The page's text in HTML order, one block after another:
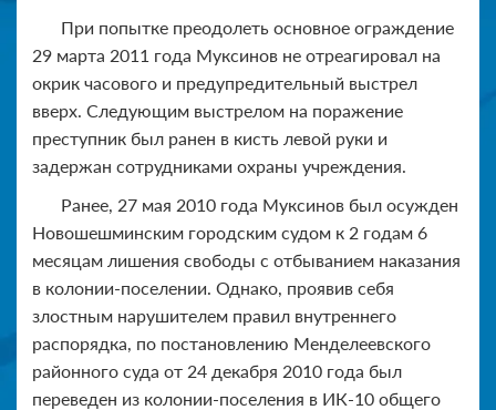
При попытке преодолеть основное ограждение
29 марта 2011 года Муксинов не отреагировал на
окрик часового и предупредительный выстрел
вверх. Следующим выстрелом на поражение
преступник был ранен в кисть левой руки и
задержан сотрудниками охраны учреждения.
Ранее, 27 мая 2010 года Муксинов был осужден
Новошешминским городским судом к 2 годам 6
месяцам лишения свободы с отбыванием наказания
в колонии-поселении. Однако, проявив себя
злостным нарушителем правил внутреннего
распорядка, по постановлению Менделеевского
районного суда от 24 декабря 2010 года был
переведен из колонии-поселения в ИК-10 общего